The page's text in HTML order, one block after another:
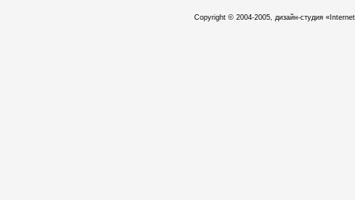
Copyright © 2004-2005, дизайн-студия